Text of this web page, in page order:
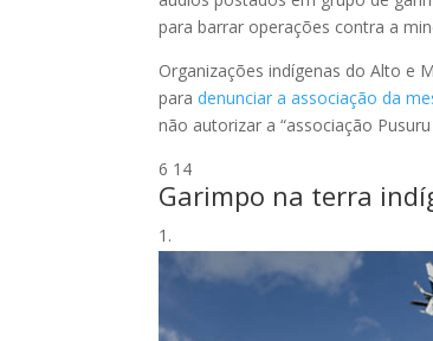
para barrar operações contra a
Organizações indígenas do Alto e
paradenunciar a associação da
não autorizar a “associação
6 14
Garimpo na terra